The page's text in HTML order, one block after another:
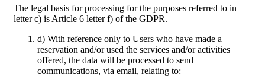
The legal basis for processing for the purposes referred to in
letter c) is Article 6 letter f) of the GDPR.
d) With reference only to Users who have made a
reservation and/or used the services and/or activities
offered, the data will be processed to send
communications, via email, relating to: